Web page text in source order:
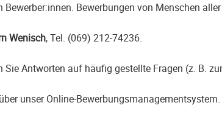
Bewerbungen von Menschen
Wenisch, Tel. (069) 212-74236.
Sie Antworten auf häufig gestellte Fragen (z. B.
unser Online-